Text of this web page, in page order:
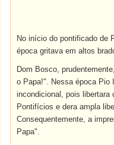
No início do pontificado de
época gritava em altos
Dom Bosco,
o Papa!". Nessa época Pio
incondicional, pois
Pontifícios e dera ampla
Consequentemente, a
Papa".